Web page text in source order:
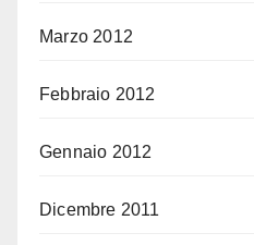
Marzo 2012
Febbraio 2012
Gennaio 2012
Dicembre 2011